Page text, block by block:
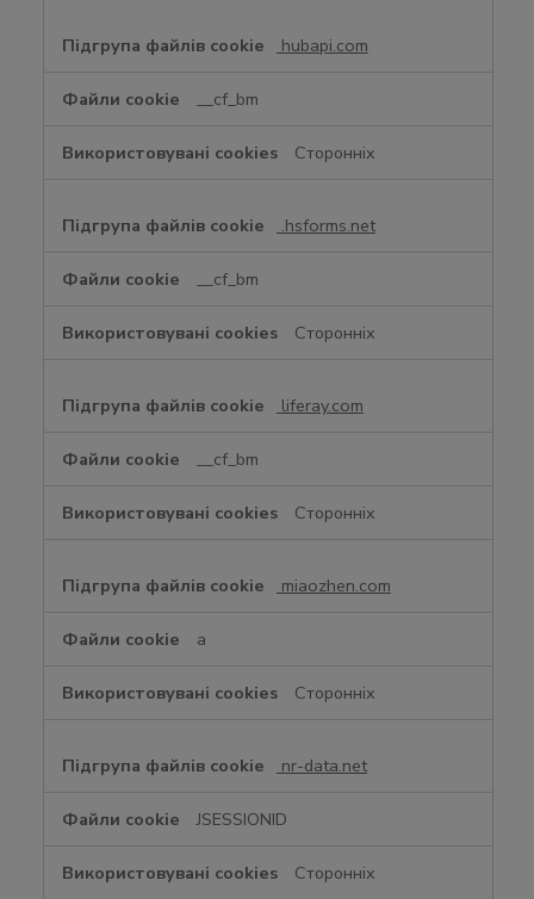
hubapi.com
__cf_bm
Сторонніх
.hsforms.net
__cf_bm
Сторонніх
liferay.com
__cf_bm
Сторонніх
miaozhen.com
a
Сторонніх
nr-data.net
JSESSIONID
Сторонніх